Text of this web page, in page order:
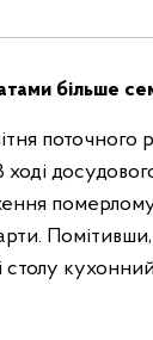
більше
столу